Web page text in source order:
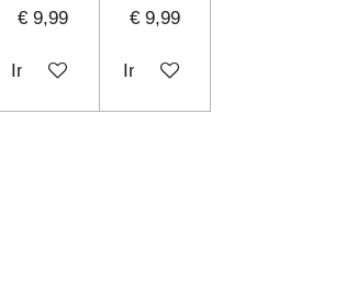
€ 9,99
In winkelwagen
€ 9,99
In winkelwagen